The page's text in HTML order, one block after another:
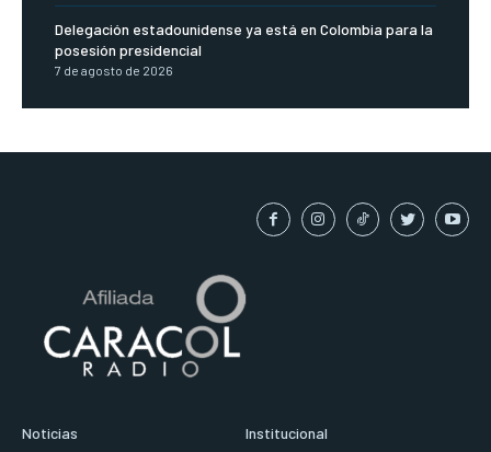
Delegación estadounidense ya está en Colombia para la
posesión presidencial
7 de agosto de 2026
Noticias
Institucional